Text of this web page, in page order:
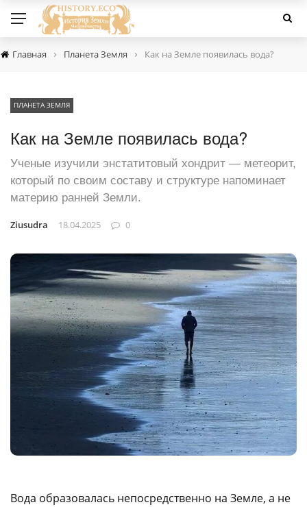
Главная › Планета Земля › Как на Земле появилась вода?
ПЛАНЕТА ЗЕМЛЯ
Как на Земле появилась вода?
Ученые изучили энстатитовый хондрит — метеорит,
который по своим составу и структуре напоминает
материю ранней Земли.
Ziusudra 18.04.2025 0
Вода образовалась непосредственно на Земле, а не